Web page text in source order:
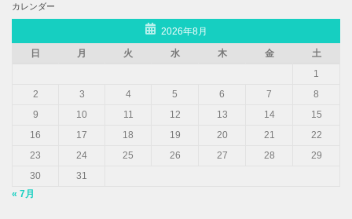
カレンダー
2026年8月
日
月 火 水 木 金
土
1
2
3 4 5 6 7
8
9
10 11 12 13 14
15
16
17 18 19 20 21
22
23
24 25 26 27 28
29
30
31
« 7月